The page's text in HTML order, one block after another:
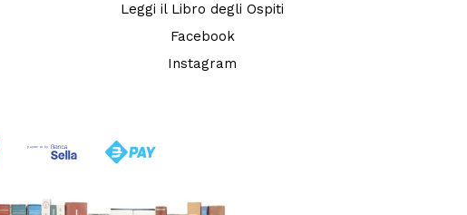
Leggi il Libro degli Ospiti
Facebook
Instagram